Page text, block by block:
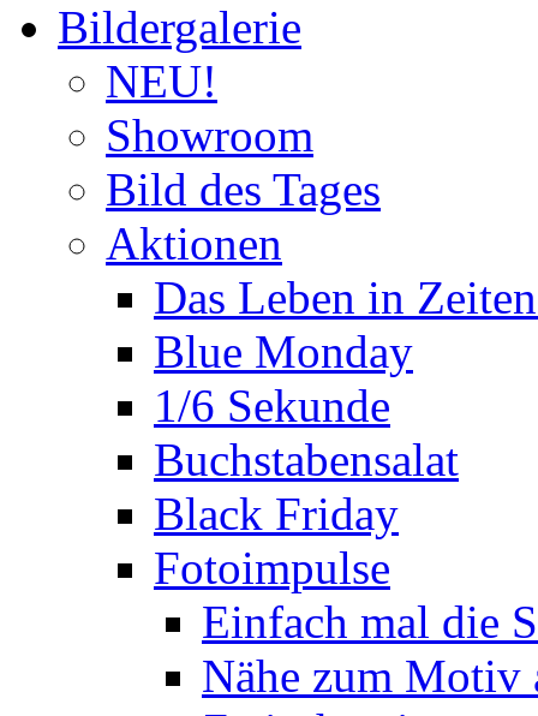
Bildergalerie
NEU!
Showroom
Bild des Tages
Aktionen
Das Leben in
Blue Monday
1/6 Sekunde
Buchstabensalat
Black Friday
Fotoimpulse
Einfach mal die
Nähe zum Motiv